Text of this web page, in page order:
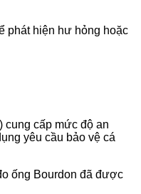
phát hiện hư hỏng hoặc
cung cấp mức độ an
yêu cầu bảo vệ cá
ống Bourdon đã được